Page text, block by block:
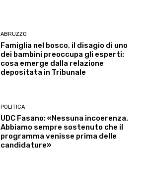
ABRUZZO
Famiglia nel bosco, il disagio di uno
dei bambini preoccupa gli esperti:
cosa emerge dalla relazione
depositata in Tribunale
POLITICA
UDC Fasano: «Nessuna incoerenza.
Abbiamo sempre sostenuto che il
programma venisse prima delle
candidature»